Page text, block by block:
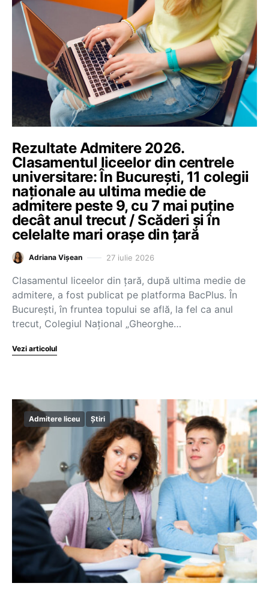
Rezultate Admitere 2026.
Clasamentul liceelor din centrele
universitare: În București, 11 colegii
naționale au ultima medie de
admitere peste 9, cu 7 mai puține
decât anul trecut / Scăderi și în
celelalte mari orașe din țară
Adriana Vișean 27 iulie 2026
Clasamentul liceelor din țară, după ultima medie de
admitere, a fost publicat pe platforma BacPlus. În
București, în fruntea topului se află, la fel ca anul
trecut, Colegiul Național „Gheorghe…
Vezi articolul
Admitere liceu Știri